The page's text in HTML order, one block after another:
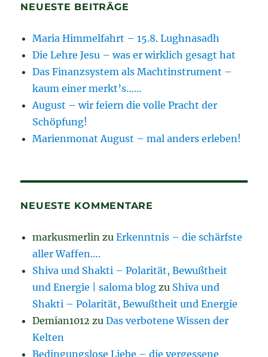
NEUESTE BEITRÄGE
Maria Himmelfahrt – 15.8. Lughnasadh
Die Lehre Jesu – was er wirklich gesagt hat
Das Finanzsystem als Machtinstrument –
kaum einer merkt’s……
August – wir feiern die volle Pracht der
Schöpfung!
Marienmonat August – mal anders erleben!
NEUESTE KOMMENTARE
markusmerlin zuErkenntnis – die schärfste
aller Waffen….
Shiva und Shakti – Polarität, Bewußtheit
und Energie | saloma blog zu Shiva und
Shakti – Polarität, Bewußtheit und Energie
Demian1012 zuDas verbotene Wissen der
Kelten
Bedingungslose Liebe – die vergessene